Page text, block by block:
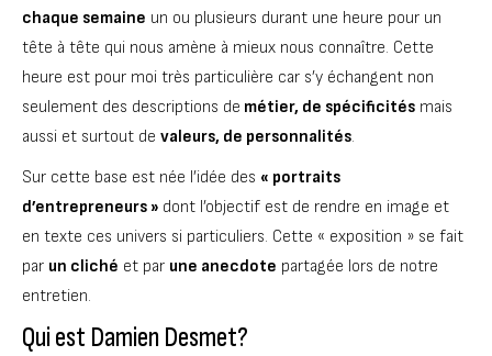
chaque semaine un ou plusieurs durant une heure pour un
tête à tête qui nous amène à mieux nous connaître. Cette
heure est pour moi très particulière car s’y échangent non
seulement des descriptions de métier, de spécificités mais
aussi et surtout de valeurs, de personnalités.
Sur cette base est née l’idée des « portraits
d’entrepreneurs » dont l’objectif est de rendre en image et
en texte ces univers si particuliers. Cette « exposition » se fait
par un cliché et par une anecdote partagée lors de notre
entretien.
Qui est Damien Desmet?